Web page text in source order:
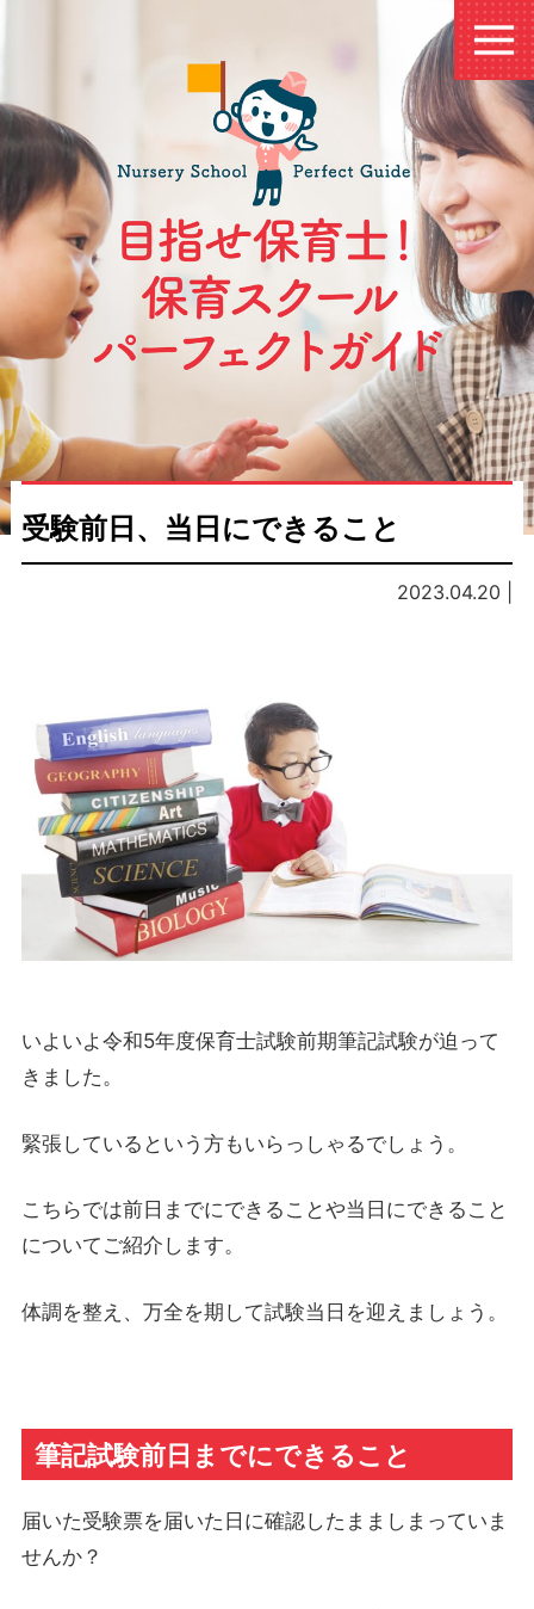
受験前日、当日にできること
2023.04.20 |
いよいよ令和5年度保育士試験前期筆記試験が迫って
きました。
緊張しているという方もいらっしゃるでしょう。
こちらでは前日までにできることや当日にできること
についてご紹介します。
体調を整え、万全を期して試験当日を迎えましょう。
筆記試験前日までにできること
届いた受験票を届いた日に確認したまましまっていま
せんか？